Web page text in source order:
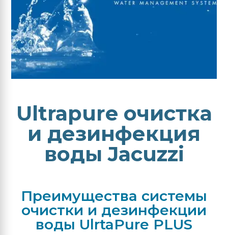
Ultrapure очистка
и дезинфекция
воды Jacuzzi
Преимущества системы
очистки и дезинфекции
воды UlrtaPure PLUS